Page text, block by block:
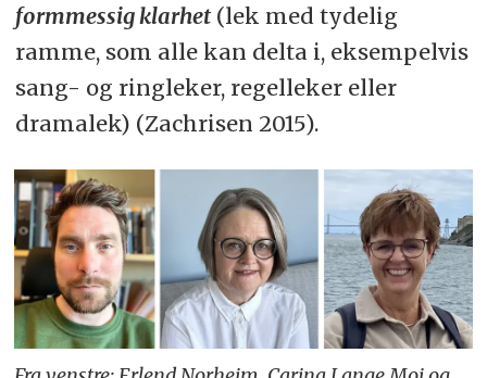
formmessig klarhet(lek med tydelig
ramme, som alle kan delta i, eksempelvis
sang- og ringleker, regelleker eller
dramalek) (Zachrisen 2015).